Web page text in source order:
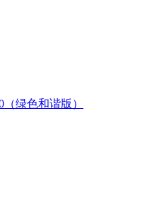
（绿色和谐版）